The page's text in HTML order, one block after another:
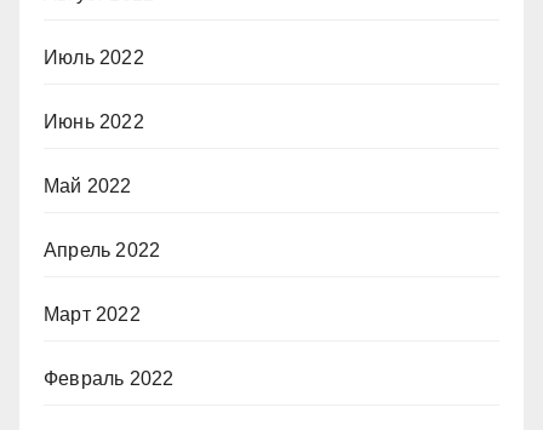
Июль 2022
Июнь 2022
Май 2022
Апрель 2022
Март 2022
Февраль 2022